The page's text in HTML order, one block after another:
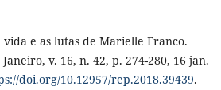
vida e as lutas de Marielle Franco.
v. 16, n. 42, p. 274-280, 16 jan.
doi.org/10.12957/rep.2018.39439.